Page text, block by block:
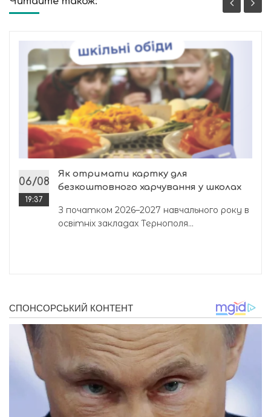
06/08
19:37
Як отримати картку для
безкоштовного харчування у школах
З початком 2026–2027 навчального року в
освітніх закладах Тернополя...